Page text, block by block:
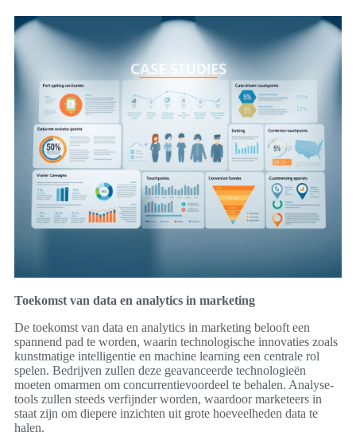
Toekomst van data en analytics in marketing
De toekomst van data en analytics in marketing belooft een
spannend pad te worden, waarin technologische innovaties zoals
kunstmatige intelligentie en machine learning een centrale rol
spelen. Bedrijven zullen deze geavanceerde technologieën
moeten omarmen om concurrentievoordeel te behalen. Analyse-
tools zullen steeds verfijnder worden, waardoor marketeers in
staat zijn om diepere inzichten uit grote hoeveelheden data te
halen.